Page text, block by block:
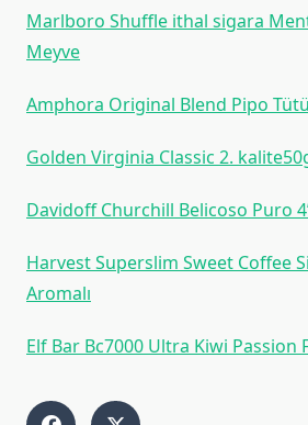
Marlboro Shuffle ithal sigara
Meyve
Amphora Original Blend Pipo
Golden Virginia Classic 2.
Davidoff Churchill Belicoso Puro
Harvest Superslim Sweet Coffee
Aromalı
Elf Bar Bc7000 Ultra Kiwi Passion